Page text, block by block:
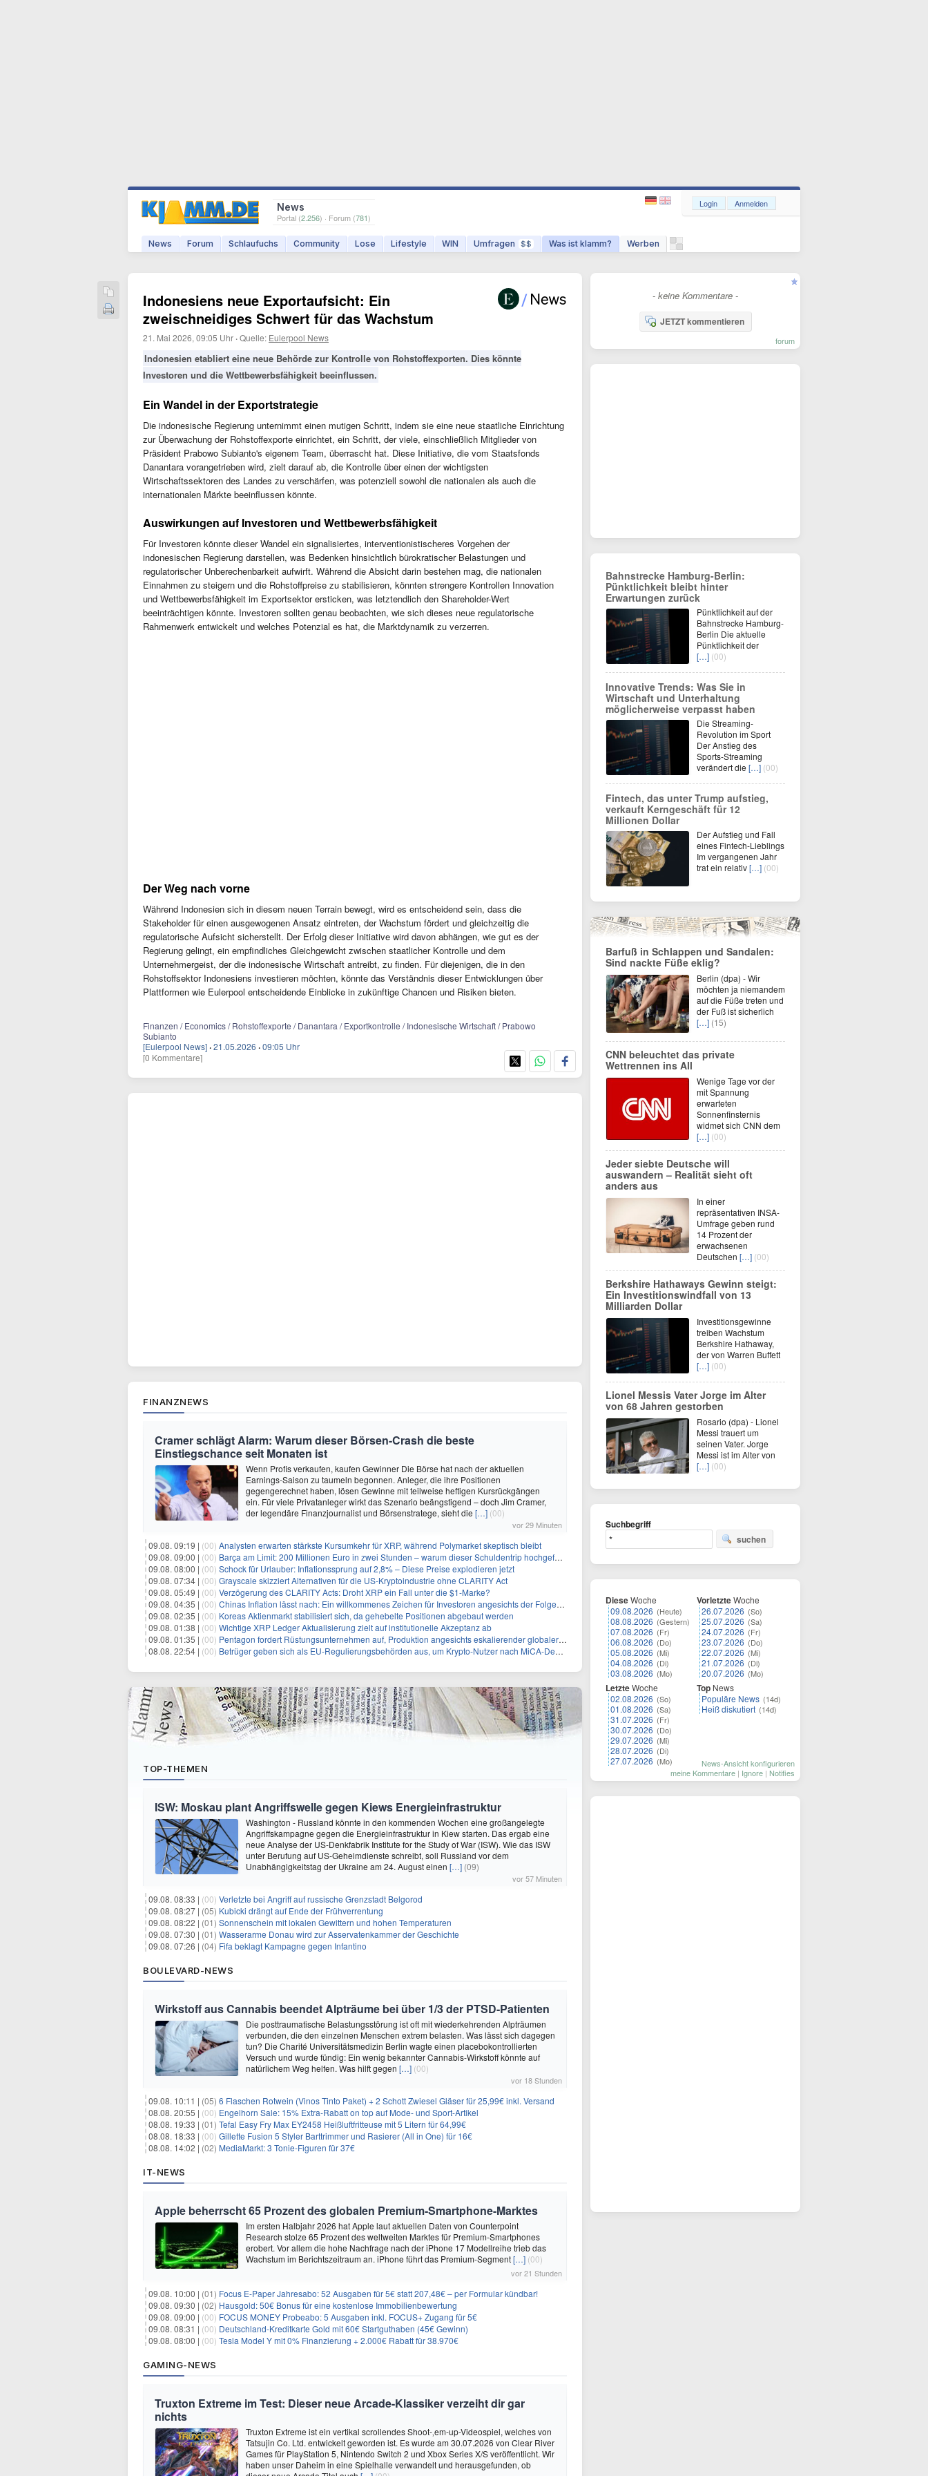
News
Portal (2.256) · Forum (781)
News Forum Schlaufuchs Community Lose Lifestyle WIN Umfragen $$ Was ist klamm? Werben
Login Anmelden
Indonesiens neue Exportaufsicht: Ein
zweischneidiges Schwert für das Wachstum
21. Mai 2026, 09:05 Uhr ·Quelle: Eulerpool News
Indonesien etabliert eine neue Behörde zur Kontrolle von Rohstoffexporten. Dies könnte
Investoren und die Wettbewerbsfähigkeit beeinflussen.
Ein Wandel in der Exportstrategie
Die indonesische Regierung unternimmt einen mutigen Schritt, indem sie eine neue staatliche Einrichtung
zur Überwachung der Rohstoffexporte einrichtet, ein Schritt, der viele, einschließlich Mitglieder von
Präsident Prabowo Subianto's eigenem Team, überrascht hat. Diese Initiative, die vom Staatsfonds
Danantara vorangetrieben wird, zielt darauf ab, die Kontrolle über einen der wichtigsten
Wirtschaftssektoren des Landes zu verschärfen, was potenziell sowohl die nationalen als auch die
internationalen Märkte beeinflussen könnte.
Auswirkungen auf Investoren und Wettbewerbsfähigkeit
Für Investoren könnte dieser Wandel ein signalisiertes, interventionistischeres Vorgehen der
indonesischen Regierung darstellen, was Bedenken hinsichtlich bürokratischer Belastungen und
regulatorischer Unberechenbarkeit aufwirft. Während die Absicht darin bestehen mag, die nationalen
Einnahmen zu steigern und die Rohstoffpreise zu stabilisieren, könnten strengere Kontrollen Innovation
und Wettbewerbsfähigkeit im Exportsektor ersticken, was letztendlich den Shareholder-Wert
beeinträchtigen könnte. Investoren sollten genau beobachten, wie sich dieses neue regulatorische
Rahmenwerk entwickelt und welches Potenzial es hat, die Marktdynamik zu verzerren.
Der Weg nach vorne
Während Indonesien sich in diesem neuen Terrain bewegt, wird es entscheidend sein, dass die
Stakeholder für einen ausgewogenen Ansatz eintreten, der Wachstum fördert und gleichzeitig die
regulatorische Aufsicht sicherstellt. Der Erfolg dieser Initiative wird davon abhängen, wie gut es der
Regierung gelingt, ein empfindliches Gleichgewicht zwischen staatlicher Kontrolle und dem
Unternehmergeist, der die indonesische Wirtschaft antreibt, zu finden. Für diejenigen, die in den
Rohstoffsektor Indonesiens investieren möchten, könnte das Verständnis dieser Entwicklungen über
Plattformen wie Eulerpool entscheidende Einblicke in zukünftige Chancen und Risiken bieten.
Finanzen / Economics / Rohstoffexporte / Danantara / Exportkontrolle / Indonesische Wirtschaft / Prabowo
Subianto
[Eulerpool News] ·21.05.2026 ·09:05 Uhr
[0 Kommentare]
FINANZNEWS
Cramer schlägt Alarm: Warum dieser Börsen-Crash die beste
Einstiegschance seit Monaten ist
Wenn Profis verkaufen, kaufen Gewinner Die Börse hat nach der aktuellen
Earnings-Saison zu taumeln begonnen. Anleger, die ihre Positionen
gegengerechnet haben, lösen Gewinne mit teilweise heftigen Kursrückgängen
ein. Für viele Privatanleger wirkt das Szenario beängstigend – doch Jim Cramer,
der legendäre Finanzjournalist und Börsenstratege, sieht die […] (00)
vor 29 Minuten
09.08. 09:19 | (00) Analysten erwarten stärkste Kursumkehr für XRP, während Polymarket skeptisch bleibt
09.08. 09:00 | (00) Barça am Limit: 200 Millionen Euro in zwei Stunden – warum dieser Schuldentrip hochgefährlich wird
09.08. 08:00 | (00) Schock für Urlauber: Inflationssprung auf 2,8% – Diese Preise explodieren jetzt
09.08. 07:34 | (00) Grayscale skizziert Alternativen für die US-Kryptoindustrie ohne CLARITY Act
09.08. 05:49 | (00) Verzögerung des CLARITY Acts: Droht XRP ein Fall unter die $1-Marke?
09.08. 04:35 | (00) Chinas Inflation lässt nach: Ein willkommenes Zeichen für Investoren angesichts der Folgen des Öl-Schocks
09.08. 02:35 | (00) Koreas Aktienmarkt stabilisiert sich, da gehebelte Positionen abgebaut werden
09.08. 01:38 | (00) Wichtige XRP Ledger Aktualisierung zielt auf institutionelle Akzeptanz ab
09.08. 01:35 | (00) Pentagon fordert Rüstungsunternehmen auf, Produktion angesichts eskalierender globaler Spannungen zu steigern
08.08. 22:54 | (00) Betrüger geben sich als EU-Regulierungsbehörden aus, um Krypto-Nutzer nach MiCA-Deadline ins Visier zu nehmen
TOP-THEMEN
ISW: Moskau plant Angriffswelle gegen Kiews Energieinfrastruktur
Washington - Russland könnte in den kommenden Wochen eine großangelegte
Angriffskampagne gegen die Energieinfrastruktur in Kiew starten. Das ergab eine
neue Analyse der US-Denkfabrik Institute for the Study of War (ISW). Wie das ISW
unter Berufung auf US-Geheimdienste schreibt, soll Russland vor dem
Unabhängigkeitstag der Ukraine am 24. August einen […] (09)
vor 57 Minuten
09.08. 08:33 | (00) Verletzte bei Angriff auf russische Grenzstadt Belgorod
09.08. 08:27 | (05) Kubicki drängt auf Ende der Frühverrentung
09.08. 08:22 | (01) Sonnenschein mit lokalen Gewittern und hohen Temperaturen
09.08. 07:30 | (01) Wasserarme Donau wird zur Asservatenkammer der Geschichte
09.08. 07:26 | (04) Fifa beklagt Kampagne gegen Infantino
BOULEVARD-NEWS
Wirkstoff aus Cannabis beendet Alpträume bei über 1/3 der PTSD-Patienten
Die posttraumatische Belastungsstörung ist oft mit wiederkehrenden Alpträumen
verbunden, die den einzelnen Menschen extrem belasten. Was lässt sich dagegen
tun? Die Charité Universitätsmedizin Berlin wagte einen placebokontrollierten
Versuch und wurde fündig: Ein wenig bekannter Cannabis-Wirkstoff könnte auf
natürlichem Weg helfen. Was hilft gegen […] (00)
vor 18 Stunden
09.08. 10:11 | (05) 6 Flaschen Rotwein (Vinos Tinto Paket) + 2 Schott Zwiesel Gläser für 25,99€ inkl. Versand
08.08. 20:55 | (00) Engelhorn Sale: 15% Extra-Rabatt on top auf Mode- und Sport-Artikel
08.08. 19:33 | (01) Tefal Easy Fry Max EY2458 Heißluftfritteuse mit 5 Litern für 64,99€
08.08. 18:33 | (00) Gillette Fusion 5 Styler Barttrimmer und Rasierer (All in One) für 16€
08.08. 14:02 | (02) MediaMarkt: 3 Tonie-Figuren für 37€
IT-NEWS
Apple beherrscht 65 Prozent des globalen Premium-Smartphone-Marktes
Im ersten Halbjahr 2026 hat Apple laut aktuellen Daten von Counterpoint
Research stolze 65 Prozent des weltweiten Marktes für Premium-Smartphones
erobert. Vor allem die hohe Nachfrage nach der iPhone 17 Modellreihe trieb das
Wachstum im Berichtszeitraum an. iPhone führt das Premium-Segment[…] (00)
vor 21 Stunden
09.08. 10:00 | (01) Focus E-Paper Jahresabo: 52 Ausgaben für 5€ statt 207,48€ – per Formular kündbar!
09.08. 09:30 | (02) Hausgold: 50€ Bonus für eine kostenlose Immobilienbewertung
09.08. 09:00 | (00) FOCUS MONEY Probeabo: 5 Ausgaben inkl. FOCUS+ Zugang für 5€
09.08. 08:31 | (00) Deutschland-Kreditkarte Gold mit 60€ Startguthaben (45€ Gewinn)
09.08. 08:00 | (00) Tesla Model Y mit 0% Finanzierung + 2.000€ Rabatt für 38.970€
GAMING-NEWS
Truxton Extreme im Test: Dieser neue Arcade-Klassiker verzeiht dir gar
nichts
Truxton Extreme ist ein vertikal scrollendes Shoot-‚em-up-Videospiel, welches von
Tatsujin Co. Ltd. entwickelt geworden ist. Es wurde am 30.07.2026 von Clear River
Games für PlayStation 5, Nintendo Switch 2 und Xbox Series X/S veröffentlicht. Wir
haben unser Daheim in eine Spielhalle verwandelt und herausgefunden, ob
- keine Kommentare -
JETZT kommentieren
forum
Bahnstrecke Hamburg-Berlin:
Pünktlichkeit bleibt hinter
Erwartungen zurück
Pünktlichkeit auf der
Bahnstrecke Hamburg-
Berlin Die aktuelle
Pünktlichkeit der
[…] (00)
Innovative Trends: Was Sie in
Wirtschaft und Unterhaltung
möglicherweise verpasst haben
Die Streaming-
Revolution im Sport
Der Anstieg des
Sports-Streaming
verändert die […] (00)
Fintech, das unter Trump aufstieg,
verkauft Kerngeschäft für 12
Millionen Dollar
Der Aufstieg und Fall
eines Fintech-Lieblings
Im vergangenen Jahr
trat ein relativ[…] (00)
Barfuß in Schlappen und Sandalen:
Sind nackte Füße eklig?
Berlin (dpa) - Wir
möchten ja niemandem
auf die Füße treten und
der Fuß ist sicherlich
[…] (15)
CNN beleuchtet das private
Wettrennen ins All
Wenige Tage vor der
mit Spannung
erwarteten
Sonnenfinsternis
widmet sich CNN dem
[…] (00)
Jeder siebte Deutsche will
auswandern – Realität sieht oft
anders aus
In einer
repräsentativen INSA-
Umfrage geben rund
14 Prozent der
erwachsenen
Deutschen […] (00)
Berkshire Hathaways Gewinn steigt:
Ein Investitionswindfall von 13
Milliarden Dollar
Investitionsgewinne
treiben Wachstum
Berkshire Hathaway,
der von Warren Buffett
[…] (00)
Lionel Messis Vater Jorge im Alter
von 68 Jahren gestorben
Rosario (dpa) - Lionel
Messi trauert um
seinen Vater. Jorge
Messi ist im Alter von
[…] (00)
Suchbegriff
suchen
DieseWoche
09.08.2026 (Heute)
08.08.2026 (Gestern)
07.08.2026 (Fr)
06.08.2026 (Do)
05.08.2026 (Mi)
04.08.2026 (Di)
03.08.2026 (Mo)
LetzteWoche
02.08.2026 (So)
01.08.2026 (Sa)
31.07.2026 (Fr)
30.07.2026 (Do)
29.07.2026 (Mi)
28.07.2026 (Di)
27.07.2026 (Mo)
VorletzteWoche
26.07.2026 (So)
25.07.2026 (Sa)
24.07.2026 (Fr)
23.07.2026 (Do)
22.07.2026 (Mi)
21.07.2026 (Di)
20.07.2026 (Mo)
Top News
Populäre News (14d)
Heiß diskutiert (14d)
News-Ansicht konfigurieren
meine Kommentare | Ignore | Notifies